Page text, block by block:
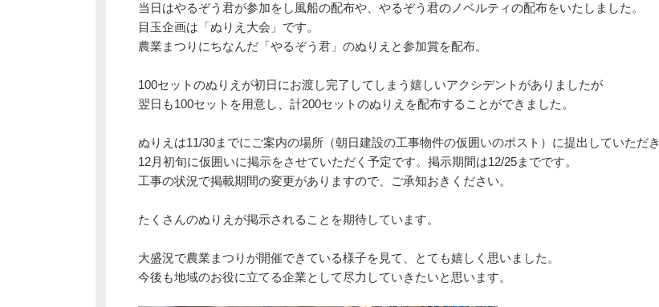
当日はやるぞう君が参加をし風船の配布や、やるぞう君のノベルティの配布をいたしました。
目玉企画は「ぬりえ大会」です。
農業まつりにちなんだ「やるぞう君」のぬりえと参加賞を配布。
100セットのぬりえが初日にお渡し完了してしまう嬉しいアクシデントがありましたが
翌日も100セットを用意し、計200セットのぬりえを配布することができました。
ぬりえは11/30までにご案内の場所（朝日建設の工事物件の仮囲いのポスト）に提出していただき
12月初旬に仮囲いに掲示をさせていただく予定です。掲示期間は12/25までです。
工事の状況で掲載期間の変更がありますので、ご承知おきください。
たくさんのぬりえが掲示されることを期待しています。
大盛況で農業まつりが開催できている様子を見て、とても嬉しく思いました。
今後も地域のお役に立てる企業として尽力していきたいと思います。